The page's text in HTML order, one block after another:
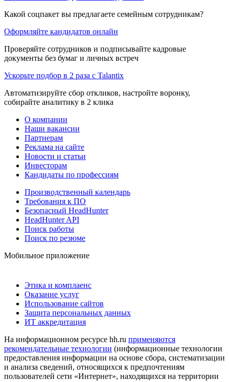
Какой соцпакет вы предлагаете семейным сотрудникам?
Оформляйте кандидатов онлайн
Проверяйте сотрудников и подписывайте кадровые
документы без бумаг и личных встреч
Ускорьте подбор в 2 раза с Talantix
Автоматизируйте сбор откликов, настройте воронку,
собирайте аналитику в 2 клика
О компании
Наши вакансии
Партнерам
Реклама на сайте
Новости и статьи
Инвесторам
Кандидаты по профессиям
Производственный календарь
Требования к ПО
Безопасный HeadHunter
HeadHunter API
Поиск работы
Поиск по резюме
Мобильное приложение
Этика и комплаенс
Оказание услуг
Использование сайтов
Защита персональных данных
ИТ аккредитация
На информационном ресурсе hh.ru применяются
рекомендательные технологии (информационные технологии
предоставления информации на основе сбора, систематизации
и анализа сведений, относящихся к предпочтениям
пользователей сети «Интернет», находящихся на территории